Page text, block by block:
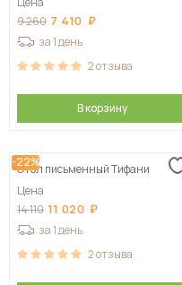
9 260 7 410
за 1 день
2отзыва
В корзину
-22%
Стол письменный Тифани
Цена
14 110 11 020
за 1 день
2отзыва